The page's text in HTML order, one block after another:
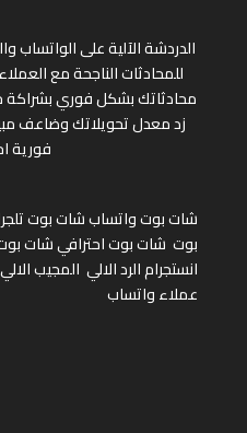
الدردشة الآلية على الواتساب
للمحادثات الناجحة مع
محادثاتك بشكل فوري بشراكة
زد معدل تحويلاتك وضاعف
فورية
شات بوت واتسابشات بوت
بوت شات بوت احترافيشات
انستجرامالرد الالي المجيب
عملاء واتساب